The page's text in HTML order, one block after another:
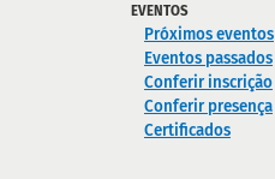
EVENTOS
Próximos eventos
Eventos passados
Conferir inscrição
Conferir presença
Certificados